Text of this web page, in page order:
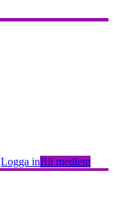
Logga inBli medlem